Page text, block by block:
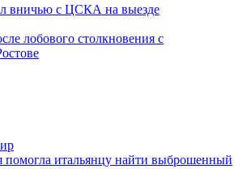
вничью с ЦСКА на выезде
лобового столкновения с
помогла итальянцу найти выброшенный